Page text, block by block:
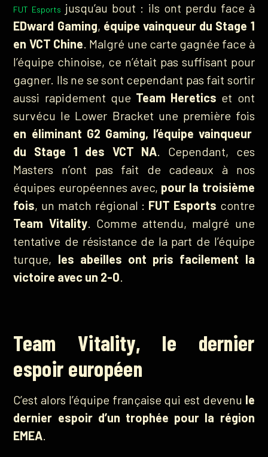
FUT Esports jusqu’au bout : ils ont perdu face à
EDward Gaming, équipe vainqueur du Stage 1
en VCT Chine. Malgré une carte gagnée face à
l’équipe chinoise, ce n’était pas suffisant pour
gagner. Ils ne se sont cependant pas fait sortir
aussi rapidement que Team Heretics et ont
survécu le Lower Bracket une première fois
en éliminant G2 Gaming, l’équipe vainqueur
du Stage 1 des VCT NA. Cependant, ces
Masters n’ont pas fait de cadeaux à nos
équipes européennes avec, pour la troisième
fois, un match régional : FUT Esports contre
Team Vitality. Comme attendu, malgré une
tentative de résistance de la part de l’équipe
turque, les abeilles ont pris facilement la
victoire avec un 2-0.
Team Vitality, le dernier
espoir européen
C’est alors l’équipe française qui est devenu le
dernier espoir d’un trophée pour la région
EMEA